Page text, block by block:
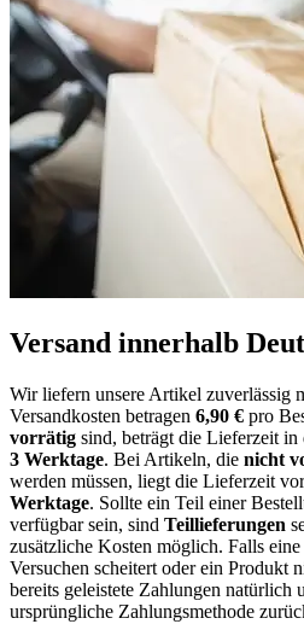
Versand innerhalb
Wir liefern unsere Artikel zuverlässig
Versandkosten betragen 6,90 € pro
vorrätig sind, beträgt die Lieferzeit in
3 Werktage. Bei Artikeln, die nicht
werden müssen, liegt die Lieferzeit
Werktage. Sollte ein Teil einer
verfügbar sein, sind Teillieferungen
zusätzliche Kosten möglich. Falls
Versuchen scheitert oder ein Produkt
bereits geleistete Zahlungen natürlich
ursprüngliche Zahlungsmethode